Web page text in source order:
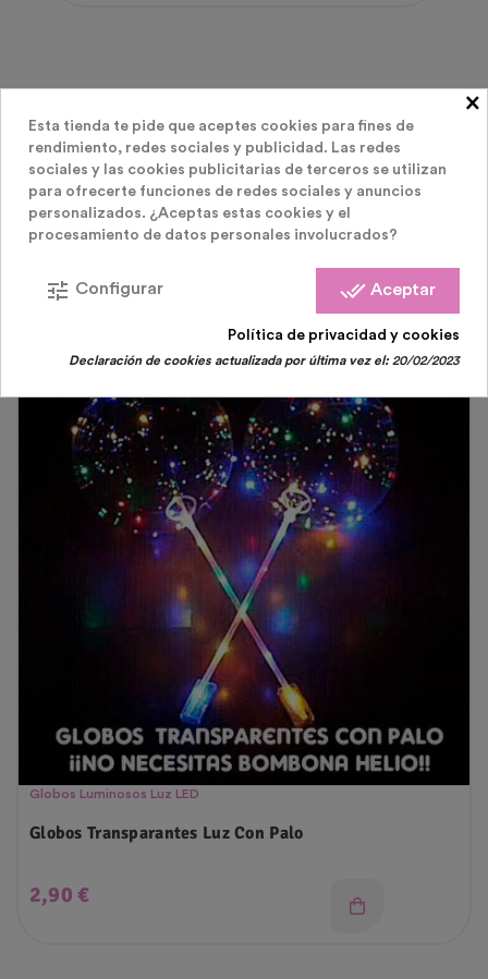
LOS CLIENTES QUE COMPRARON ESTE
PRODUCTO TAMBIÉN HAN COMPRADO:
¡En Oferta!
Globos Luminosos Luz LED
Globos Transparantes Luz Con Palo
Precio
2,90 €
×
Esta tienda te pide que aceptes cookies para fines de
rendimiento, redes sociales y publicidad. Las redes
sociales y las cookies publicitarias de terceros se utilizan
para ofrecerte funciones de redes sociales y anuncios
personalizados. ¿Aceptas estas cookies y el
procesamiento de datos personales involucrados?
done_all Aceptar
tune Configurar
Política de privacidad y cookies
Declaración de cookies actualizada por última vez el:20/02/2023